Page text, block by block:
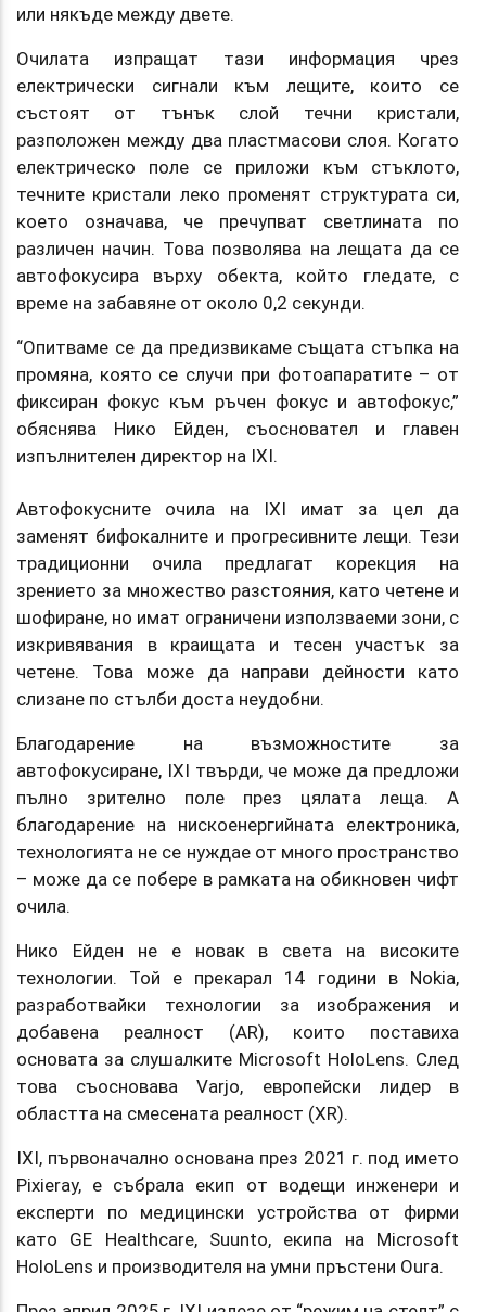
или някъде между двете.
Очилата изпращат тази информация чрез
електрически сигнали към лещите, които се
състоят от тънък слой течни кристали,
разположен между два пластмасови слоя. Когато
електрическо поле се приложи към стъклото,
течните кристали леко променят структурата си,
което означава, че пречупват светлината по
различен начин. Това позволява на лещата да се
автофокусира върху обекта, който гледате, с
време на забавяне от около 0,2 секунди.
“Опитваме се да предизвикаме същата стъпка на
промяна, която се случи при фотоапаратите – от
фиксиран фокус към ръчен фокус и автофокус,”
обяснява Нико Ейден, съосновател и главен
изпълнителен директор на IXI.
Автофокусните очила на IXI имат за цел да
заменят бифокалните и прогресивните лещи. Тези
традиционни очила предлагат корекция на
зрението за множество разстояния, като четене и
шофиране, но имат ограничени използваеми зони, с
изкривявания в краищата и тесен участък за
четене. Това може да направи дейности като
слизане по стълби доста неудобни.
Благодарение на възможностите за
автофокусиране, IXI твърди, че може да предложи
пълно зрително поле през цялата леща. А
благодарение на нискоенергийната електроника,
технологията не се нуждае от много пространство
– може да се побере в рамката на обикновен чифт
очила.
Нико Ейден не е новак в света на високите
технологии. Той е прекарал 14 години в Nokia,
разработвайки технологии за изображения и
добавена реалност (AR), които поставиха
основата за слушалките Microsoft HoloLens. След
това съосновава Varjo, европейски лидер в
областта на смесената реалност (XR).
IXI, първоначално основана през 2021 г. под името
Pixieray, е събрала екип от водещи инженери и
експерти по медицински устройства от фирми
като GE Healthcare, Suunto, екипа на Microsoft
HoloLens и производителя на умни пръстени Oura.